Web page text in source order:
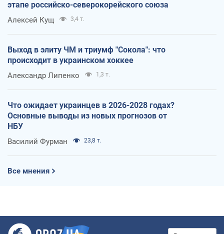
этапе российско-северокорейского союза
Алексей Кущ 3,4 т.
Выход в элиту ЧМ и триумф "Сокола": что
происходит в украинском хоккее
Александр Липенко 1,3 т.
Что ожидает украинцев в 2026-2028 годах?
Основные выводы из новых прогнозов от
НБУ
Василий Фурман 23,8 т.
Все мнения